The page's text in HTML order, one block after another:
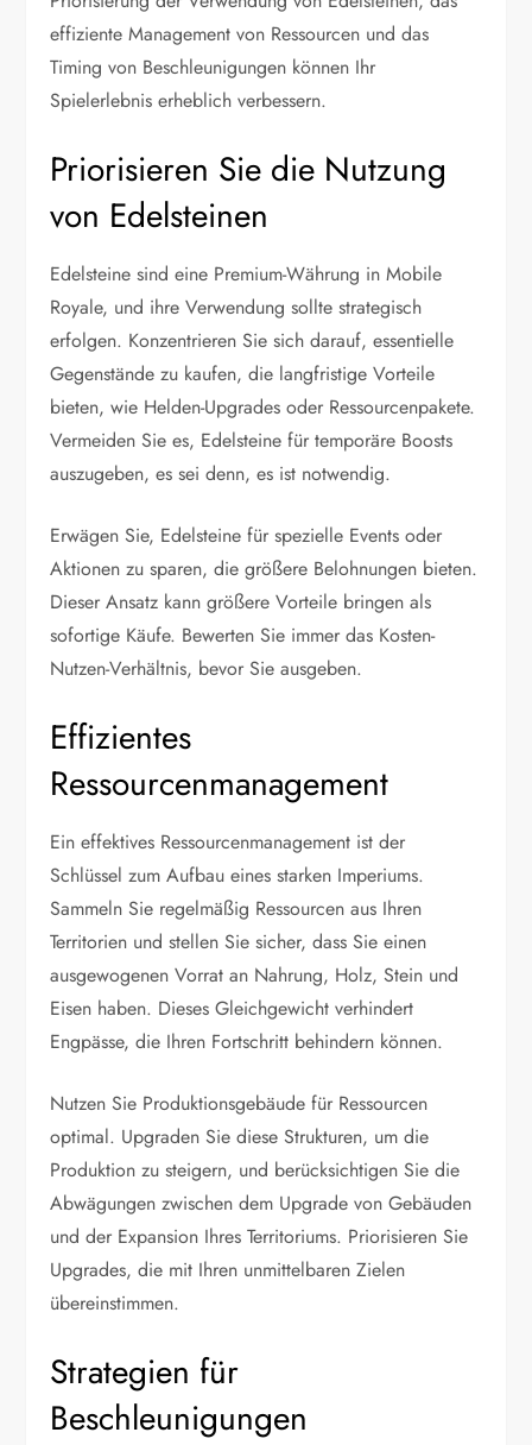
effiziente Management von Ressourcen und das
Timing von Beschleunigungen können Ihr
Spielerlebnis erheblich verbessern.
Priorisieren Sie die Nutzung
von Edelsteinen
Edelsteine sind eine Premium-Währung in Mobile
Royale, und ihre Verwendung sollte strategisch
erfolgen. Konzentrieren Sie sich darauf, essentielle
Gegenstände zu kaufen, die langfristige Vorteile
bieten, wie Helden-Upgrades oder Ressourcenpakete.
Vermeiden Sie es, Edelsteine für temporäre Boosts
auszugeben, es sei denn, es ist notwendig.
Erwägen Sie, Edelsteine für spezielle Events oder
Aktionen zu sparen, die größere Belohnungen bieten.
Dieser Ansatz kann größere Vorteile bringen als
sofortige Käufe. Bewerten Sie immer das Kosten-
Nutzen-Verhältnis, bevor Sie ausgeben.
Effizientes
Ressourcenmanagement
Ein effektives Ressourcenmanagement ist der
Schlüssel zum Aufbau eines starken Imperiums.
Sammeln Sie regelmäßig Ressourcen aus Ihren
Territorien und stellen Sie sicher, dass Sie einen
ausgewogenen Vorrat an Nahrung, Holz, Stein und
Eisen haben. Dieses Gleichgewicht verhindert
Engpässe, die Ihren Fortschritt behindern können.
Nutzen Sie Produktionsgebäude für Ressourcen
optimal. Upgraden Sie diese Strukturen, um die
Produktion zu steigern, und berücksichtigen Sie die
Abwägungen zwischen dem Upgrade von Gebäuden
und der Expansion Ihres Territoriums. Priorisieren Sie
Upgrades, die mit Ihren unmittelbaren Zielen
übereinstimmen.
Strategien für
Beschleunigungen